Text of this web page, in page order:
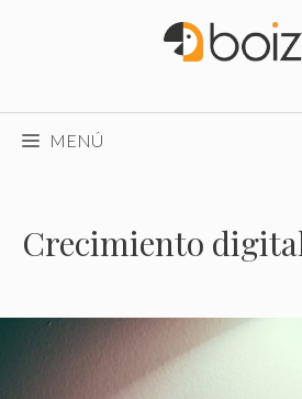
MENÚ
Crecimiento